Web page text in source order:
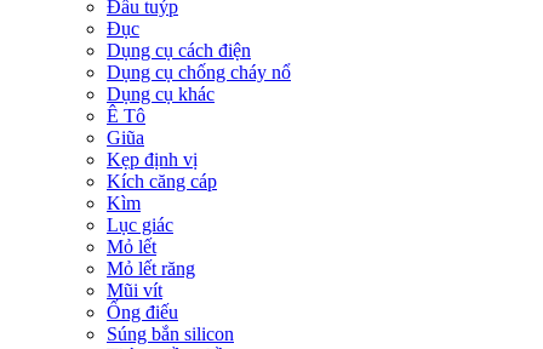
Đầu tuýp
Đục
Dụng cụ cách điện
Dụng cụ chống cháy nổ
Dụng cụ khác
Ê Tô
Giũa
Kẹp định vị
Kích căng cáp
Kìm
Lục giác
Mỏ lết
Mỏ lết răng
Mũi vít
Ống điếu
Súng bắn silicon